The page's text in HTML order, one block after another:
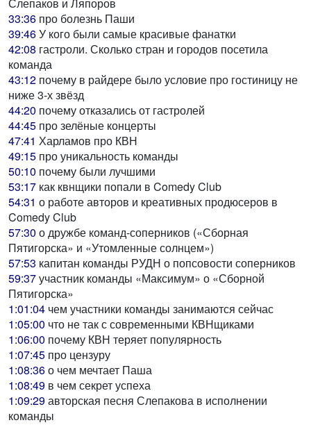
Слепаков и Ляпоров
33:36 про болезнь Паши
39:46У кого были самые красивые фанатки
42:08 гастроли. Сколько стран и городов посетила
команда
43:12 почему в райдере было условие про гостиницу не
ниже 3-х звёзд
44:20 почему отказались от гастролей
44:45 про зелёные концерты
47:41 Харламов про КВН
49:15 про уникальность команды
50:10 почему были лучшими
53:17 как квнщики попали в Comedy Club
54:31 о работе авторов и креативных продюсеров в
Comedy Club
57:30 о дружбе команд-соперников («Сборная
Пятигорска» и «Утомленные солнцем»)
57:53 капитан команды РУДН о попсовости соперников
59:37участник команды «Максимум» о «Сборной
Пятигорска»
1:01:04 чем участники команды занимаются сейчас
1:05:00 что не так с современными КВНщиками
1:06:00 почему КВН теряет популярность
1:07:45 про цензуру
1:08:36о чем мечтает Паша
1:08:49 в чем секрет успеха
1:09:29авторская песня Слепакова в исполнении
команды